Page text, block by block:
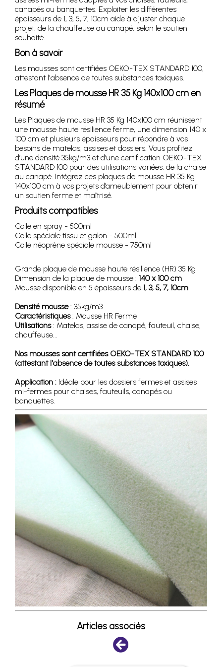
canapés ou banquettes. Exploiter les différentes
épaisseurs de 1, 3, 5, 7, 10cm aide à ajuster chaque
projet, de la chauffeuse au canapé, selon le soutien
souhaité.
Bon à savoir
Les mousses sont certifiées OEKO-TEX STANDARD 100,
attestant l'absence de toutes substances toxiques.
Les Plaques de mousse HR 35 Kg 140x100 cm en
résumé
Les Plaques de mousse HR 35 Kg 140x100 cm réunissent
une mousse haute résilience ferme, une dimension 140 x
100 cm et plusieurs épaisseurs pour répondre à vos
besoins de matelas, assises et dossiers. Vous profitez
d’une densité 35kg/m3 et d’une certification OEKO-TEX
STANDARD 100 pour des utilisations variées, de la chaise
au canapé. Intégrez ces plaques de mousse HR 35 Kg
140x100 cm à vos projets d’ameublement pour obtenir
un soutien ferme et maîtrisé.
Produits compatibles
Colle en spray - 500ml
Colle spéciale tissu et galon - 500ml
Colle néoprène spéciale mousse - 750ml
Grande plaque de mousse haute résilience (HR) 35 Kg
Dimension de la plaque de mousse : 140 x 100 cm
Mousse disponible en 5 épaisseurs de 1, 3, 5, 7, 10cm
Densité mousse: 35kg/m3
Caractéristiques: Mousse HR Ferme
Utilisations: Matelas, assise de canapé, fauteuil, chaise,
chauffeuse...
Nos mousses sont certifiées OEKO-TEX STANDARD 100
(attestant l'absence de toutes substances toxiques).
Application : Idéale pour les dossiers fermes et assises
mi-fermes pour chaises, fauteuils, canapés ou
banquettes.
Articles associés